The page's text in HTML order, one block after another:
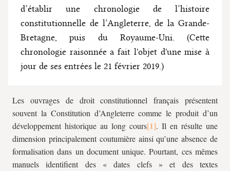
d’établir une chronologie de l’histoire
constitutionnelle de l’Angleterre, de la Grande-
Bretagne, puis du Royaume-Uni. (Cette
chronologie raisonnée a fait l'objet d'une mise à
jour de ses entrées le 21 février 2019.)
Les ouvrages de droit constitutionnel français présentent
souvent la Constitution d’Angleterre comme le produit d’un
développement historique au long cours
. Il en résulte une
dimension principalement coutumière ainsi qu’une absence de
formalisation dans un document unique. Pourtant, ces mêmes
manuels identifient des « dates clefs » et des textes